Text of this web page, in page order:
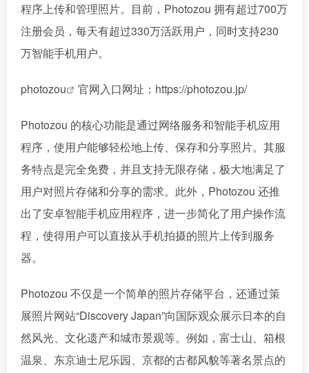
程序上传和管理照片。目前，Photozou 拥有超过700万
注册会员，每天有超过330万活跃用户，同时支持230
万智能手机用户。
photozou 官网入口网址：https://photozou.jp/
Photozou 的核心功能是通过网络服务和智能手机应用
程序，使用户能够轻松地上传、保存和分享照片。其服
务特点是完全免费，并且支持无限存储，极大地满足了
用户对照片存储和分享的需求。此外，Photozou 还推
出了安卓智能手机应用程序，进一步简化了用户操作流
程，使得用户可以直接从手机拍摄的照片上传到服务
器。
Photozou 不仅是一个简单的照片存储平台，还通过策
展照片网站“Discovery Japan”向国际观众展示日本的自
然风光、文化遗产和城市景观等。例如，富士山、箱根
温泉、东京迪士尼乐园、京都的古都风貌等著名景点的